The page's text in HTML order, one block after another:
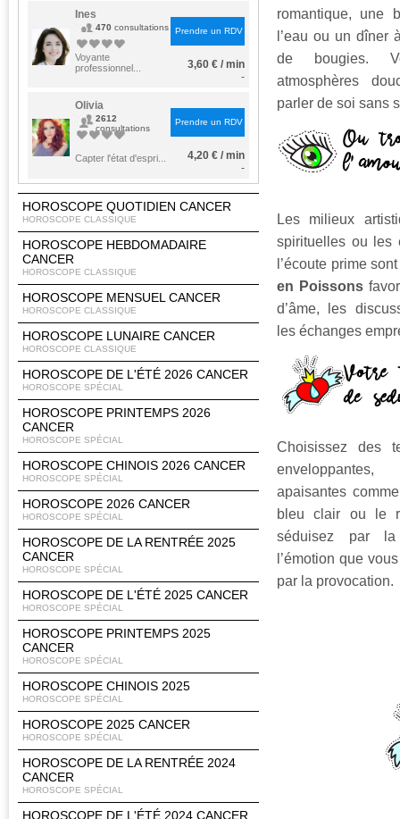
Ines
470 consultations
Voyante
professionnel...
Prendre un RDV
3,60 € / min
-
Olivia
2612
consultations
Capter l'état d'espri...
Prendre un RDV
4,20 € / min
-
HOROSCOPE QUOTIDIEN CANCER
HOROSCOPE CLASSIQUE
HOROSCOPE HEBDOMADAIRE
CANCER
HOROSCOPE CLASSIQUE
HOROSCOPE MENSUEL CANCER
HOROSCOPE CLASSIQUE
HOROSCOPE LUNAIRE CANCER
HOROSCOPE CLASSIQUE
HOROSCOPE DE L'ÉTÉ 2026 CANCER
HOROSCOPE SPÉCIAL
HOROSCOPE PRINTEMPS 2026
CANCER
HOROSCOPE SPÉCIAL
HOROSCOPE CHINOIS 2026 CANCER
HOROSCOPE SPÉCIAL
HOROSCOPE 2026 CANCER
HOROSCOPE SPÉCIAL
HOROSCOPE DE LA RENTRÉE 2025
CANCER
HOROSCOPE SPÉCIAL
HOROSCOPE DE L'ÉTÉ 2025 CANCER
HOROSCOPE SPÉCIAL
HOROSCOPE PRINTEMPS 2025
CANCER
HOROSCOPE SPÉCIAL
HOROSCOPE CHINOIS 2025
HOROSCOPE SPÉCIAL
HOROSCOPE 2025 CANCER
HOROSCOPE SPÉCIAL
HOROSCOPE DE LA RENTRÉE 2024
CANCER
HOROSCOPE SPÉCIAL
HOROSCOPE DE L'ÉTÉ 2024 CANCER
romantique, une
l’eau ou un dîner
de bougies.
atmosphères
parler de soi sans
Les milieux
spirituelles ou les
l’écoute prime
en Poissons
d’âme, les
les échanges
Choisissez des
apaisantes
bleu clair ou le
séduisez par la
l’émotion que
par la provocation.